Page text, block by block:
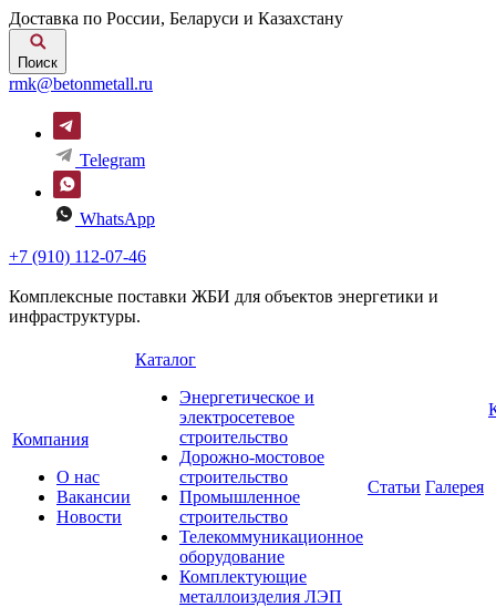
Доставка по России, Беларуси и Казахстану
Поиск
rmk@betonmetall.ru
Telegram
WhatsApp
+7 (910) 112-07-46
Комплексные поставки ЖБИ для объектов энергетики и
инфраструктуры.
Компания
О нас
Вакансии
Новости
Каталог
Энергетическое и
электросетевое
строительство
Дорожно-мостовое
строительство
Промышленное
строительство
Телекоммуникационное
оборудование
Комплектующие
металлоизделия ЛЭП
Статьи Галерея